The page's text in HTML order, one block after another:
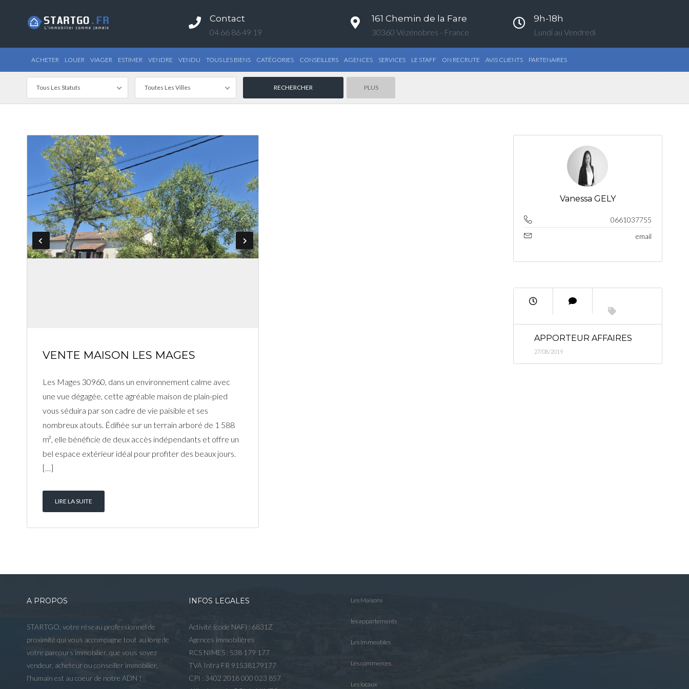
Contact
04 66 86 49 19
161 Chemin de la Fare
30360 Vézénobres - France
9h-18h
Lundi au Vendredi
ACHETER LOUER VIAGER ESTIMER VENDRE VENDU TOUS LES BIENS CATÉGORIES CONSEILLERS AGENCES SERVICES LE STAFF ON RECRUTE AVIS CLIENTS PARTENAIRES
Tous Les Statuts Toutes Les Villes PLUS
VENTE MAISON LES MAGES
Les Mages 30960, dans un environnement calme avec
une vue dégagée, cette agréable maison de plain-pied
vous séduira par son cadre de vie paisible et ses
nombreux atouts. Édifiée sur un terrain arboré de 1 588
m², elle bénéficie de deux accès indépendants et offre un
bel espace extérieur idéal pour profiter des beaux jours.
[…]
LIRE LA SUITE
Vanessa GELY
0661037755
email
APPORTEUR AFFAIRES
27/08/2019
A PROPOS
STARTGO, votre réseau professionnel de
proximité qui vous accompagne tout au long de
votre parcours immobilier, que vous soyez
vendeur, acheteur ou conseiller immobilier,
l'humain est au coeur de notre ADN !
INFOS LEGALES
Activité (code NAF) : 6831Z
Agences immobilières
RCS NIMES : 538 179 177
TVA Intra FR 91538179177
CPI : 3402 2018 000 023 857
Les Maisons
les appartements
Les immeubles
Les commerces
Les locaux